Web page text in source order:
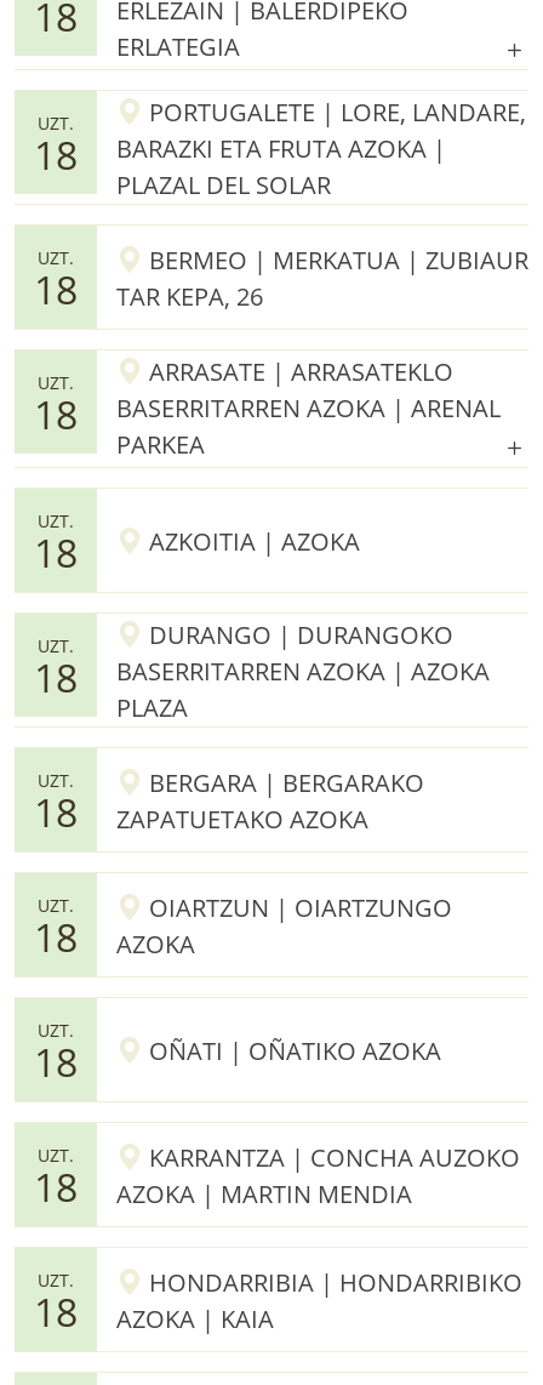
18
ERLEZAIN | BALERDIPEKO
ERLATEGIA
UZT.
18
PORTUGALETE | LORE, LANDARE,
BARAZKI ETA FRUTA AZOKA |
PLAZAL DEL SOLAR
UZT.
18
BERMEO | MERKATUA | ZUBIAUR
TAR KEPA, 26
UZT.
18
ARRASATE | ARRASATEKLO
BASERRITARREN AZOKA | ARENAL
PARKEA
UZT.
18 AZKOITIA | AZOKA
UZT.
18
DURANGO | DURANGOKO
BASERRITARREN AZOKA | AZOKA
PLAZA
UZT.
18
BERGARA | BERGARAKO
ZAPATUETAKO AZOKA
UZT.
18
OIARTZUN | OIARTZUNGO
AZOKA
UZT.
18 OÑATI | OÑATIKO AZOKA
UZT.
18
KARRANTZA | CONCHA AUZOKO
AZOKA | MARTIN MENDIA
UZT.
18
HONDARRIBIA | HONDARRIBIKO
AZOKA | KAIA